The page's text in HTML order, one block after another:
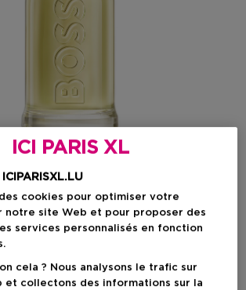
votre format
En stock
ICI PARIS XL
cookies pour optimiser votre
notre site Web et pour proposer des
services personnalisés en fonction
cela ? Nous analysons le trafic sur
et collectons des informations sur la